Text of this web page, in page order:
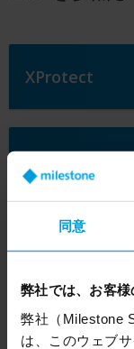
同意
弊社では、お客
弊社（Milestone
は、このウェブ
XProtect
Huskyハード